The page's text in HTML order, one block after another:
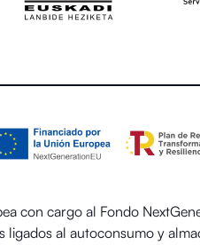
con cargo al Fondo
al autoconsumo y